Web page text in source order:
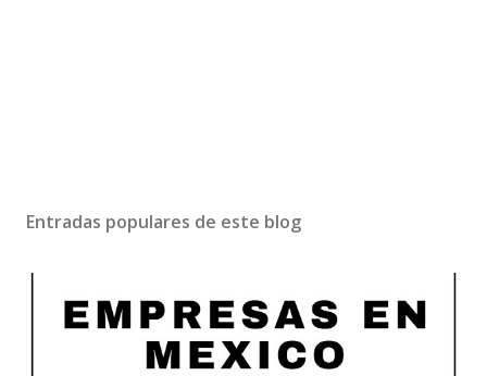
Entradas populares de este blog